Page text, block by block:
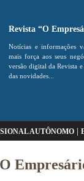
Revista “O
Notícias e informações
mais força aos seus
versão digital da Revista
das novidades...
AUTÔNOMO |